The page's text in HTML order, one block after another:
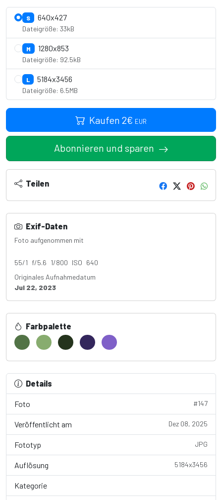
S 640x427
Dateigröße: 33kB
M 1280x853
Dateigröße: 92.5kB
L 5184x3456
Dateigröße: 6.5MB
Kaufen 2€ EUR
Abonnieren und sparen
Teilen
Exif-Daten
Foto aufgenommen mit
55/1 f/5.6 1/800 ISO 640
Originales Aufnahmedatum
Jul 22, 2023
Farbpalette
Details
Foto #147
Veröffentlicht am Dez 08, 2025
Fototyp JPG
Auflösung 5184x3456
Kategorie